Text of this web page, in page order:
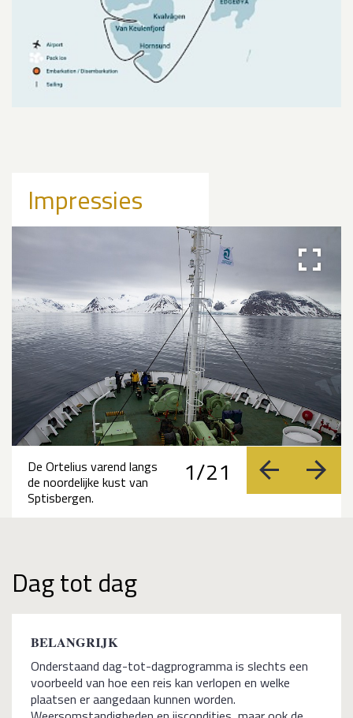
Impressies
1/21 vorige
De Ortelius varend langs
de noordelijke kust van
Sptisbergen.
Dag tot dag
BELANGRIJK
Onderstaand dag-tot-dagprogramma is slechts een
voorbeeld van hoe een reis kan verlopen en welke
plaatsen er aangedaan kunnen worden.